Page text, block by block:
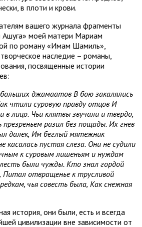
в плоти и крови.
вашего журнала фрагменты
Ашуга» моей матери Мариам
по роману «Имам Шамиль»,
наследие – романы,
посвященные истории
джамаатов В бою закалялись
чтили суровую правду отцов И
в лицо. Чьи клятвы звучали и твердо,
разил без пощады. Их гнев
далек, Им беглый мятежник
касалась пустая слеза. Они не судили
к суровым лишеньям и нуждам
были чужды. Кто знал гордой
Питал отвращенье к трусливой
чья совесть была, Как снежная
история, они были, есть и всегда
цивилизации вне зависимости от